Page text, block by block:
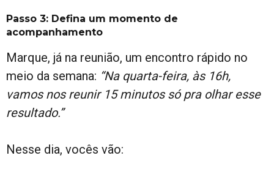
Passo 3: Defina um momento de
acompanhamento
Marque, já na reunião, um encontro rápido no
meio da semana: “Na quarta-feira, às 16h,
vamos nos reunir 15 minutos só pra olhar esse
resultado.”
Nesse dia, vocês vão: